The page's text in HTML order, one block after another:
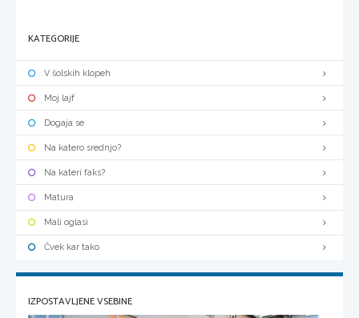
KATEGORIJE
V šolskih klopeh
Moj lajf
Dogaja se
Na katero srednjo?
Na kateri faks?
Matura
Mali oglasi
Čvek kar tako
IZPOSTAVLJENE VSEBINE